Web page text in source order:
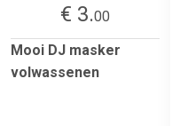
€ 3.00
Mooi DJ masker
volwassenen